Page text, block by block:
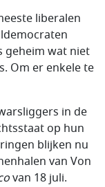
liberalen
geheim wat niet
Om er enkele te
in de
op hun
blijken nu
van Von
van 18 juli.